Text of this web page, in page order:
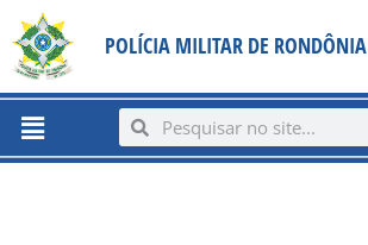
content
para
conteúdo
POLÍCIA MILITAR DE RONDÔNIA
Menu SearchSearch